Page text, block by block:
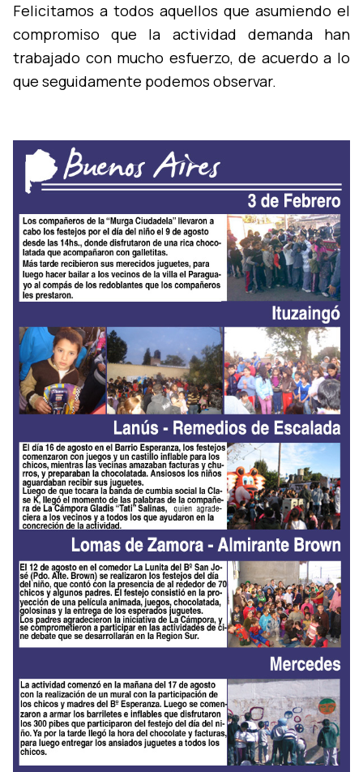
Felicitamos a todos aquellos que asumiendo el
compromiso que la actividad demanda han
trabajado con mucho esfuerzo, de acuerdo a lo
que seguidamente podemos observar.